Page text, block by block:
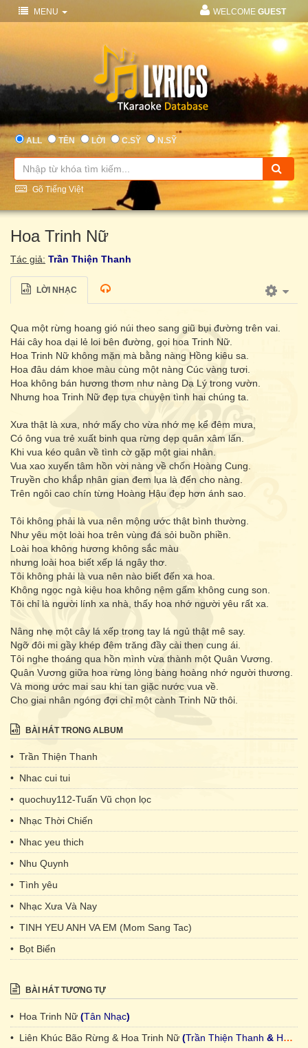
MENU WELCOME GUEST
ALL TÊN LỜI C.SỸ N.SỸ
Gõ Tiếng Việt
Hoa Trinh Nữ
Tác giả: Trần Thiện Thanh
LỜI NHẠC
Qua một rừng hoang gió núi theo sang giũ bụi đường trên vai.
Hái cây hoa dại lẻ loi bên đường, gọi hoa Trinh Nữ.
Hoa Trinh Nữ không mặn mà bằng nàng Hồng kiêu sa.
Hoa đâu dám khoe màu cùng một nàng Cúc vàng tươi.
Hoa không bán hương thơm như nàng Dạ Lý trong vườn.
Nhưng hoa Trinh Nữ đẹp tựa chuyện tình hai chúng ta.
Xưa thật là xưa, nhớ mấy cho vừa nhớ mẹ kể đêm mưa,
Có ông vua trẻ xuất binh qua rừng dẹp quân xâm lấn.
Khi vua kéo quân về tình cờ gặp một giai nhân.
Vua xao xuyến tâm hồn vời nàng về chốn Hoàng Cung.
Truyền cho khắp nhân gian đem lụa là đến cho nàng.
Trên ngôi cao chín từng Hoàng Hậu đẹp hơn ánh sao.
Tôi không phải là vua nên mộng ước thật bình thường.
Như yêu một loài hoa trên vùng đá sỏi buồn phiền.
Loài hoa không hương không sắc màu
nhưng loài hoa biết xếp lá ngây thơ.
Tôi không phải là vua nên nào biết đến xa hoa.
Không ngọc ngà kiệu hoa không nệm gấm không cung son.
Tôi chỉ là người lính xa nhà, thấy hoa nhớ người yêu rất xa.
Nâng nhẹ một cây lá xếp trong tay lá ngủ thật mê say.
Ngỡ đôi mi gầy khép đêm trăng đầy cài then cung ái.
Tôi nghe thoáng qua hồn mình vừa thành một Quân Vương.
Quân Vương giữa hoa rừng lòng bàng hoàng nhớ người thương.
Và mong ước mai sau khi tan giặc nước vua về.
Cho giai nhân ngóng đợi chỉ một cành Trinh Nữ thôi.
BÀI HÁT TRONG ALBUM
• Trần Thiện Thanh
• Nhac cui tui
• quochuy112-Tuấn Vũ chọn lọc
• Nhạc Thời Chiến
• Nhac yeu thich
• Nhu Quynh
• Tình yêu
• Nhạc Xưa Và Nay
• TINH YEU ANH VA EM (Mom Sang Tac)
• Bọt Biển
BÀI HÁT TƯƠNG TỰ
• Hoa Trinh Nữ (Tân Nhạc)
• Liên Khúc Bão Rừng & Hoa Trinh Nữ (Trần Thiện Thanh & Hồng Vân & Trần Quý